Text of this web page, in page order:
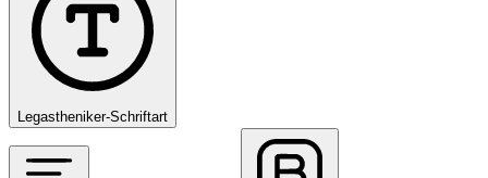
Legastheniker-Schriftart